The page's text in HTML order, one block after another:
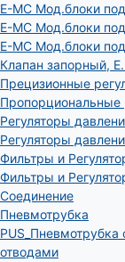
E-MC Мод.блоки
E-MC Мод.блоки
E-MC Мод.блоки
Клапан запорный,
Прецизионные
Пропорциональные
Регуляторы
Регуляторы
Фильтры и
Фильтры и
Соединение
Пневмотрубка
отводами